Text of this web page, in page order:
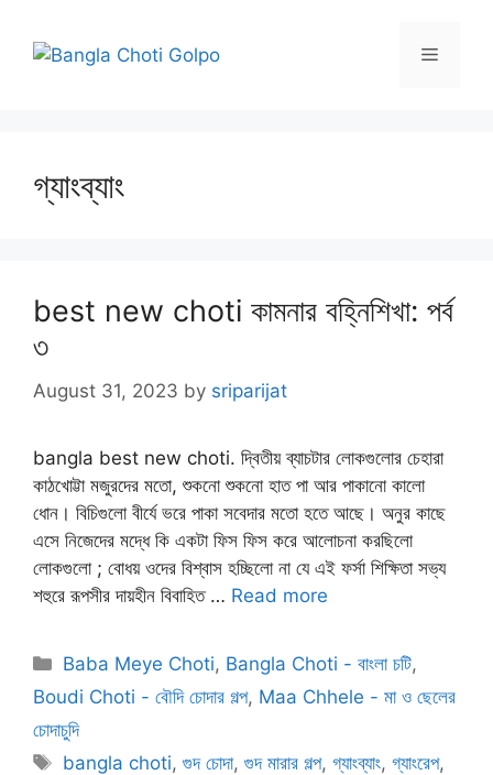
content
Menu
গ্যাংব্যাং
best new choti কামনার বহ্নিশিখা: পর্ব
৩
August 31, 2023 by sriparijat
bangla best new choti. দ্বিতীয় ব্যাচটার লোকগুলোর চেহারা
কাঠখোট্টা মজুরদের মতো, শুকনো শুকনো হাত পা আর পাকানো কালো
ধোন। বিচিগুলো বীর্যে ভরে পাকা সবেদার মতো হতে আছে। অনুর কাছে
এসে নিজেদের মদ্ধে কি একটা ফিস ফিস করে আলোচনা করছিলো
লোকগুলো ; বোধয় ওদের বিশ্বাস হচ্ছিলো না যে এই ফর্সা শিক্ষিতা সভ্য
শহুরে রূপসীর দায়হীন বিবাহিত … Read more
Categories
Baba Meye Choti, Bangla Choti - বাংলা চটি,
Boudi Choti - বৌদি চোদার গল্প, Maa Chhele - মা ও ছেলের
চোদাচুদি
Tags
bangla choti,গুদ চোদা,গুদ মারার গল্প,গ্যাংব্যাং,গ্যাংরেপ,